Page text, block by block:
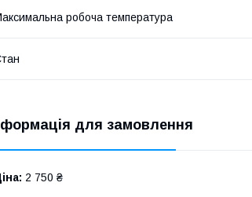
робоча температура
для замовлення
2 750 ₴